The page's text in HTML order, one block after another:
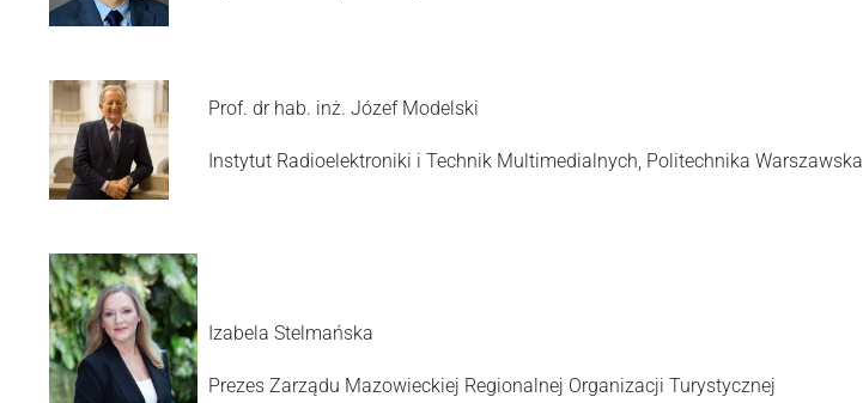
Prof. dr hab. inż. Józef Modelski
Instytut Radioelektroniki i Technik Multimedialnych, Politechnika Warszawska
Izabela Stelmańska
Prezes Zarządu Mazowieckiej Regionalnej Organizacji Turystycznej